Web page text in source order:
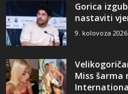
Gorica
nastaviti
9. kolovoza 2026
Miss šarma